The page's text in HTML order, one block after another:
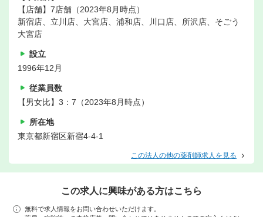
【店舗】7店舗（2023年8月時点）
新宿店、立川店、大宮店、浦和店、川口店、所沢店、そごう
大宮店
設立
1996年12月
従業員数
【男女比】3：7（2023年8月時点）
所在地
東京都新宿区新宿4-4-1
この法人の他の薬剤師求人を見る
この求人に興味がある方はこちら
無料で求人情報をお問い合わせいただけます。